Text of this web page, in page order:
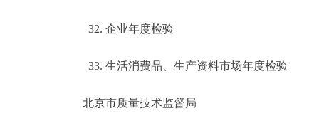
32. 企业年度检验
33. 生活消费品、生产资料市场年度检验
北京市质量技术监督局